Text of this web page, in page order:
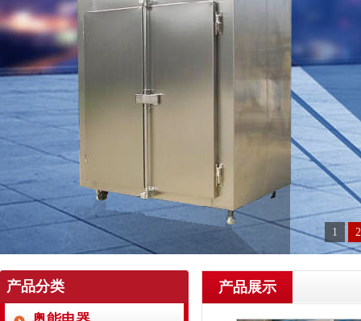
1 2
产品分类 产品展示